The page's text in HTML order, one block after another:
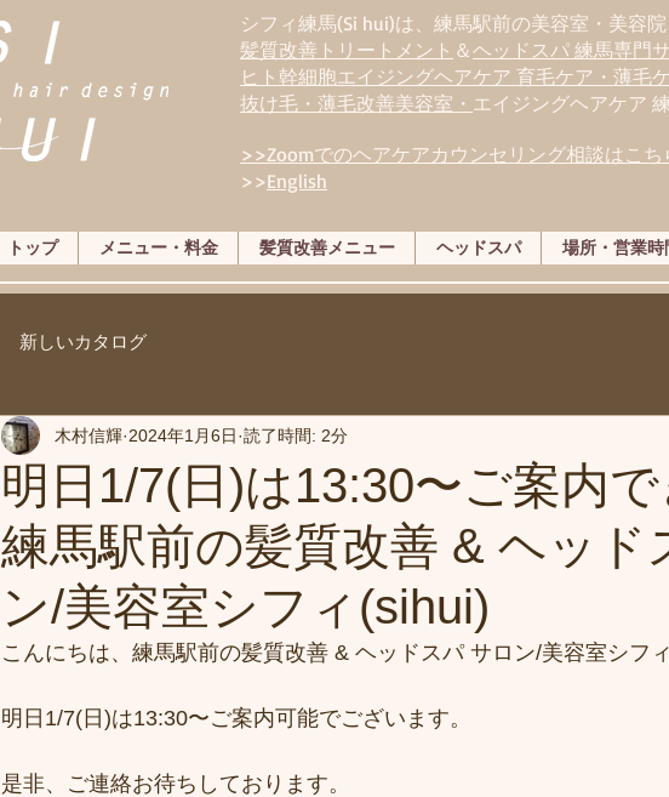
シフィ練馬(Si hui)は、 練馬駅前の美容室・美容
髪質改善トリートメント ＆ヘッドスパ 練馬専門
ヒト幹細胞エイジングヘアケア 育毛ケア・薄毛
抜け毛・薄毛改善美容室・ エイジングヘアケア
>>Zoomでのヘアケアカウンセリング相談はこち
>>English
トップ メニュー・料金 髪質改善メニュー ヘッドスパ 場所・営業時
新しいカタログ
明日1/7(日)は13:30〜ご案内で
練馬駅前の髪質改善 & ヘッド
ン/美容室シフィ(sihui)
木村信輝 2024年1月6日 読了時間: 2分
こんにちは、練馬駅前の髪質改善 & ヘッドスパ サロン/美容室シフ
明日1/7(日)は13:30〜ご案内可能でございます。
是非、ご連絡お待ちしております。